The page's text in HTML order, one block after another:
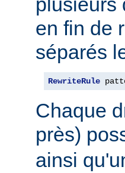
en fin de
séparés
RewriteRule
Chaque
près)
ainsi